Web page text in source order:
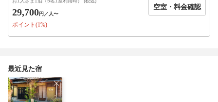
和洋折衷モダン懐石「美味礼賛（びみらいさん）」大分県産の地元の食材
をふんだんに用いたお料理を提供いたします。料理長こだわりのお料理を
心行くまでお愉しみくださいませ。・場所：館内レストラン・和処「省雲
29,700円 ／人〜
ポイント(1%)
空室・料金確認
最近見た宿